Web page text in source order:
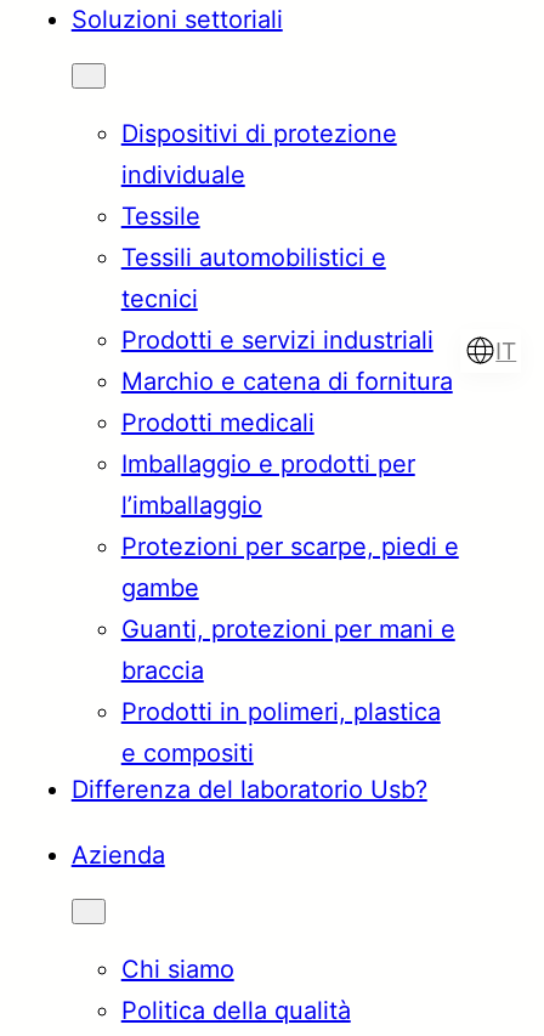
Soluzioni settoriali
Dispositivi di protezione
individuale
Tessile
Tessili automobilistici e
tecnici
Prodotti e servizi industriali
Marchio e catena di fornitura
Prodotti medicali
Imballaggio e prodotti per
l’imballaggio
Protezioni per scarpe, piedi e
gambe
Guanti, protezioni per mani e
braccia
Prodotti in polimeri, plastica
e compositi
Differenza del laboratorio Usb?
Azienda
Chi siamo
Politica della qualità
IT
Türkçe
Français Italiano